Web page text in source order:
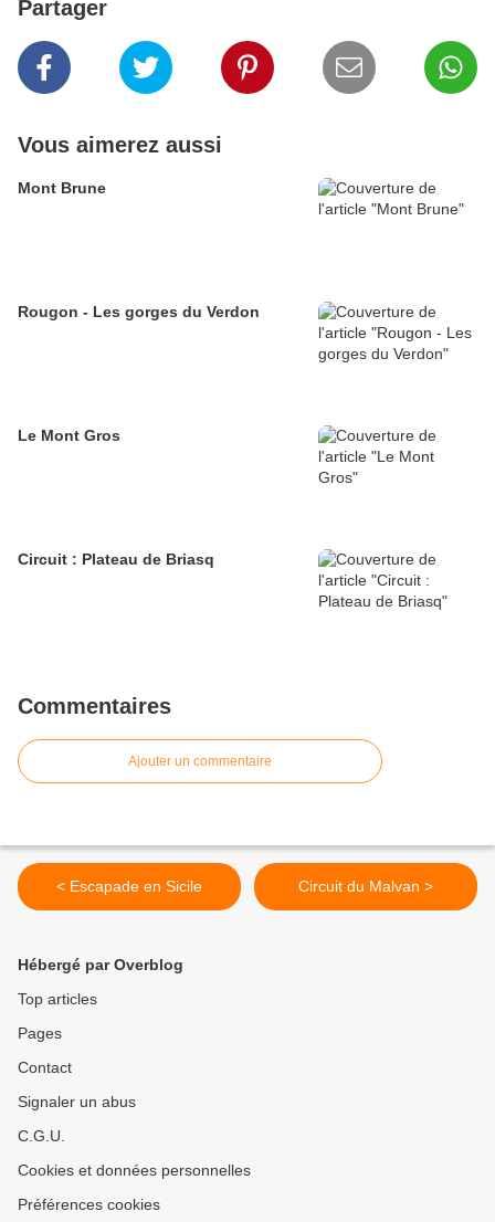
Partager
Vous aimerez aussi
Mont Brune
Rougon - Les gorges du Verdon
Le Mont Gros
Circuit : Plateau de Briasq
Commentaires
Ajouter un commentaire
< Escapade en Sicile Circuit du Malvan >
Hébergé par Overblog
Top articles
Pages
Contact
Signaler un abus
C.G.U.
Cookies et données personnelles
Préférences cookies